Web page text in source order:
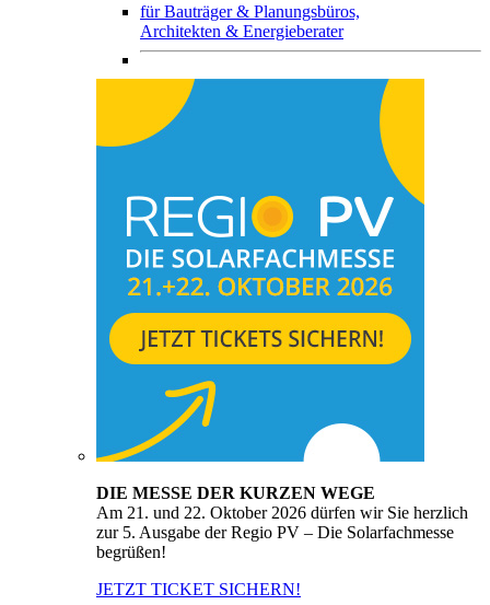
fürBauträger & Planungsbüros,
Architekten & Energieberater
DIE MESSE DER KURZEN WEGE
Am 21. und 22. Oktober 2026 dürfen wir Sie herzlich
zur 5. Ausgabe der Regio PV – Die Solarfachmesse
begrüßen!
JETZT TICKET SICHERN!